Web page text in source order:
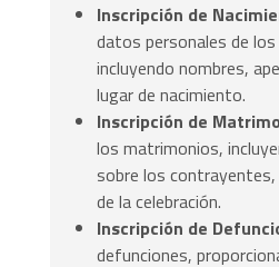
Inscripción de
datos personales de
incluyendo nombres,
lugar de nacimiento.
Inscripción de
los matrimonios,
sobre los
de la celebración.
Inscripción de
defunciones,